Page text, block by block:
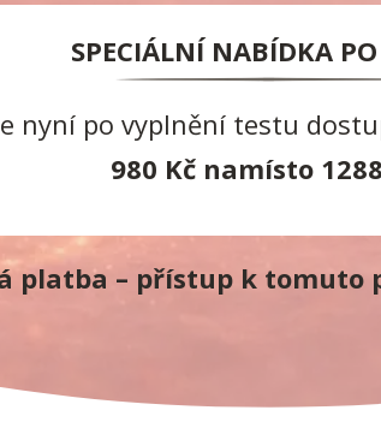
SPECIÁLNÍ NABÍDKA
nyní po vyplnění testu
980 Kč namísto
platba – přístup k